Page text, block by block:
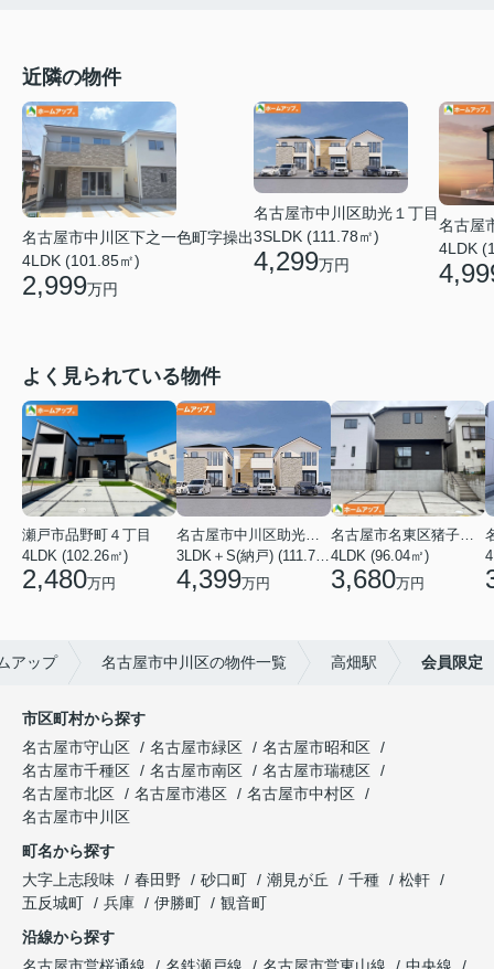
近隣の物件
名古屋市中川区下之一色町字操出
4LDK (101.85㎡)
2,999万円
名古屋市中川区助光１丁目
3SLDK (111.78㎡)
4,299万円
名古屋
4LDK
よく見られている物件
瀬戸市品野町４丁目
4LDK (102.26㎡)
2,480万円
名古屋市中川区助光１丁目
3LDK＋S(納戸) (111.78㎡)
4,399万円
名古屋市名東区猪子石１丁目
4LDK (96.04㎡)
3,680万円
アップ 名古屋市中川区の物件一覧 高畑駅 会員限定
市区町村から探す
名古屋市守山区
名古屋市緑区
名古屋市昭和区
名古屋市千種区
名古屋市南区
名古屋市瑞穂区
名古屋市北区
名古屋市港区
名古屋市中村区
名古屋市中川区
町名から探す
大字上志段味
春田野 砂口町 潮見が丘 千種
松軒
五反城町
兵庫 伊勝町
観音町
沿線から探す